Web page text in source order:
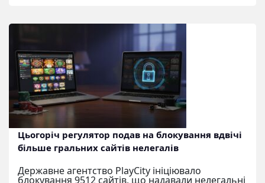
Цьогоріч регулятор подав на блокування вдвічі
більше гральних сайтів нелегалів
Державне агентство PlayCity ініціювало
блокування 9512 сайтів, що надавали нелегальні